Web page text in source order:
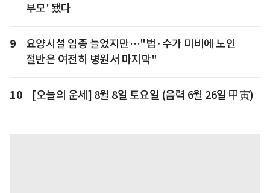
부모' 됐다
9
요양시설 임종 늘었지만…"법·수가 미비에 노인
절반은 여전히 병원서 마지막"
10 [오늘의 운세] 8월 8일 토요일 (음력 6월 26일 甲寅)